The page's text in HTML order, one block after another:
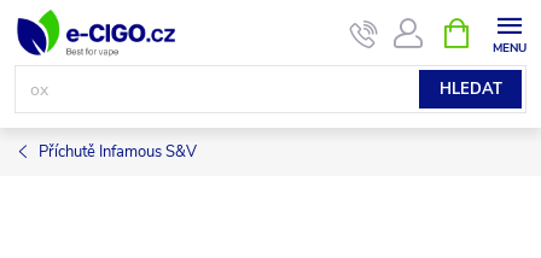
Přejít
obsah
HLEDAT
NÁKUPNÍ
KOŠÍK
Příchutě Infamous S&V